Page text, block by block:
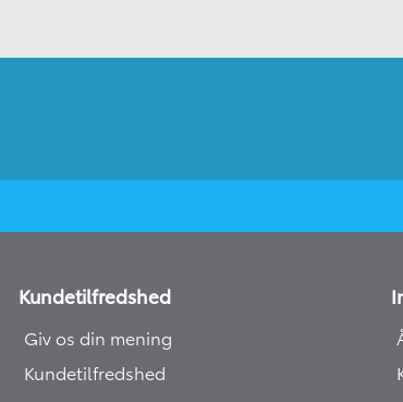
Kundetilfredshed
Giv os din mening
Kundetilfredshed